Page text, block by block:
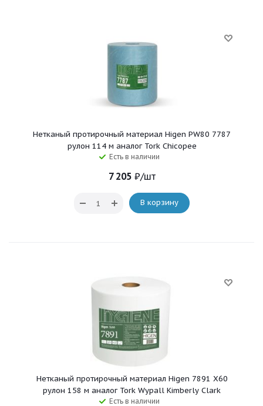
Нетканый протирочный материал Higen PW80 7787
рулон 114 м аналог Tork Chicopee
Есть в наличии
7 205₽/шт
В корзину
Нетканый протирочный материал Higen 7891 X60
рулон 158 м аналог Tork Wypall Kimberly Clark
Есть в наличии